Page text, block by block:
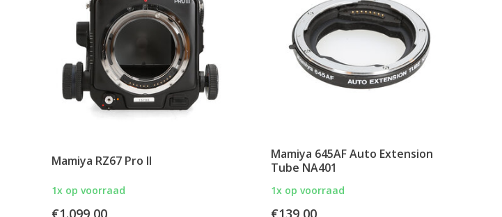
Mamiya RZ67 Pro II
1x op voorraad
Mamiya 645AF Auto Extension
Tube NA401
1x op voorraad